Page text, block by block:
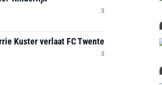
3
Kuster verlaat FC Twente
3